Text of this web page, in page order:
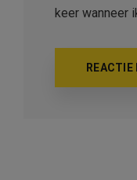
keer wanneer